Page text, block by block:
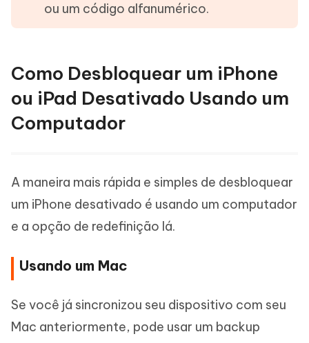
ou um código alfanumérico.
Como Desbloquear um iPhone
ou iPad Desativado Usando um
Computador
A maneira mais rápida e simples de desbloquear
um iPhone desativado é usando um computador
e a opção de redefinição lá.
Usando um Mac
Se você já sincronizou seu dispositivo com seu
Mac anteriormente, pode usar um backup